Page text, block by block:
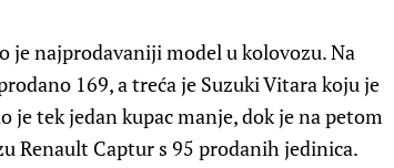
je najprodavaniji model u kolovozu. Na
169, a treća je Suzuki Vitara koju je
je tek jedan kupac manje, dok je na petom
Renault Captur s 95 prodanih jedinica.